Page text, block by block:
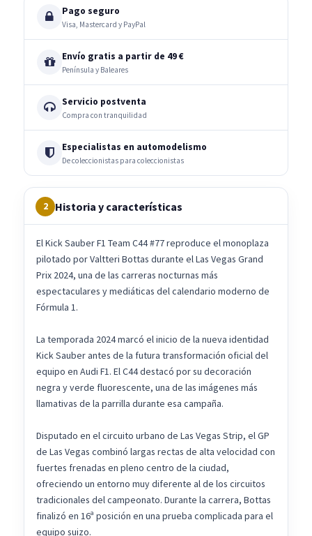
Pago seguro
Visa, Mastercard y PayPal
Envío gratis a partir de 49 €
Península y Baleares
Servicio postventa
Compra con tranquilidad
Especialistas en automodelismo
De coleccionistas para coleccionistas
2 Historia y características
El Kick Sauber F1 Team C44 #77 reproduce el monoplaza
pilotado por Valtteri Bottas durante el Las Vegas Grand
Prix 2024, una de las carreras nocturnas más
espectaculares y mediáticas del calendario moderno de
Fórmula 1.
La temporada 2024 marcó el inicio de la nueva identidad
Kick Sauber antes de la futura transformación oficial del
equipo en Audi F1. El C44 destacó por su decoración
negra y verde fluorescente, una de las imágenes más
llamativas de la parrilla durante esa campaña.
Disputado en el circuito urbano de Las Vegas Strip, el GP
de Las Vegas combinó largas rectas de alta velocidad con
fuertes frenadas en pleno centro de la ciudad,
ofreciendo un entorno muy diferente al de los circuitos
tradicionales del campeonato. Durante la carrera, Bottas
finalizó en 16ª posición en una prueba complicada para el
equipo suizo.